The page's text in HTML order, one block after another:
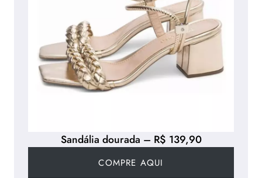
Sandália dourada – R$ 139,90
COMPRE AQUI